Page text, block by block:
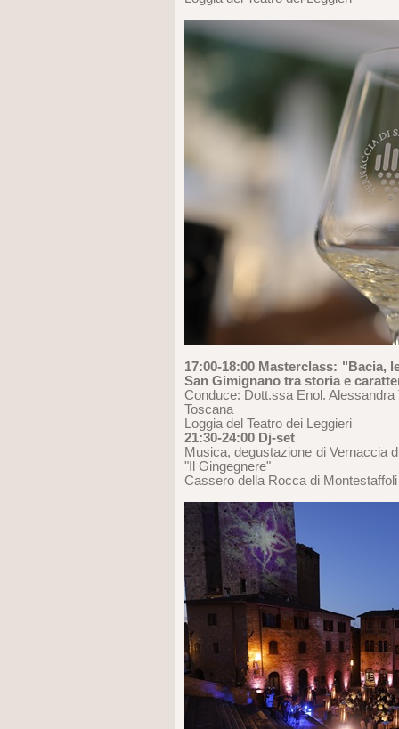
17:00-18:00 Masterclass: "Bacia,
San Gimignano tra storia e
Conduce: Dott.ssa Enol.
Toscana
Loggia del Teatro dei Leggieri
21:30-24:00 Dj-set
Musica, degustazione di Vernaccia
"Il Gingegnere"
Cassero della Rocca di Montestaffoli